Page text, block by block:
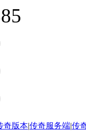
奇版本|传奇服务端|传